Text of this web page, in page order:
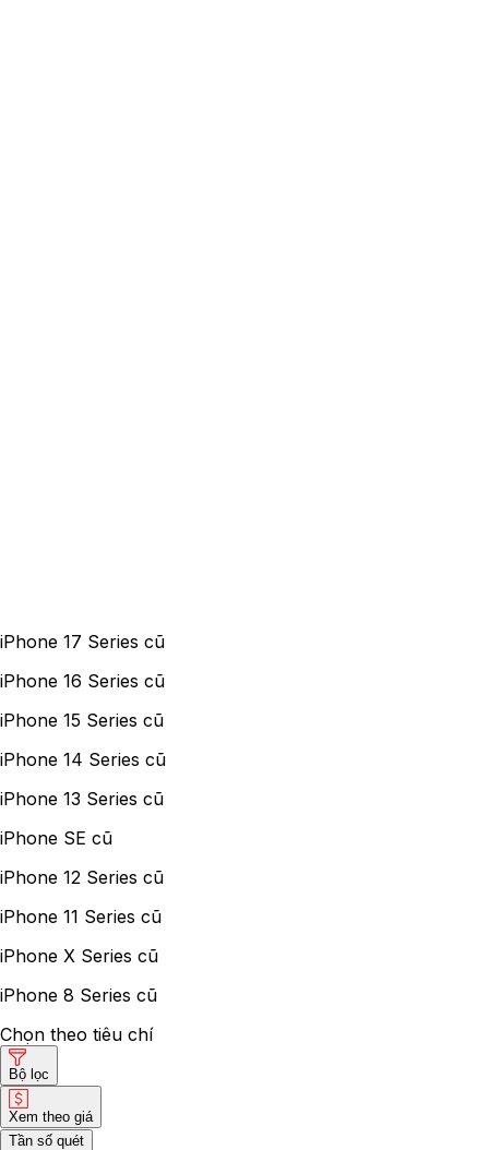
iPhone 17 Series cũ
iPhone 16 Series cũ
iPhone 15 Series cũ
iPhone 14 Series cũ
iPhone 13 Series cũ
iPhone SE cũ
iPhone 12 Series cũ
iPhone 11 Series cũ
iPhone X Series cũ
iPhone 8 Series cũ
Chọn theo tiêu chí
Bộ lọc
Xem theo giá
Tần số quét